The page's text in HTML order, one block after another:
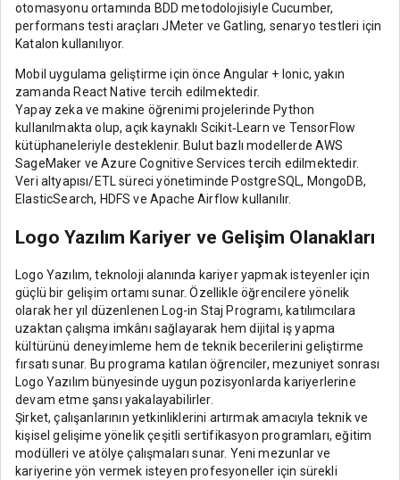
otomasyonu ortamında BDD metodolojisiyle Cucumber,
performans testi araçları JMeter ve Gatling, senaryo testleri için
Katalon kullanılıyor.
Mobil uygulama geliştirme için önce Angular + Ionic, yakın
zamanda React Native tercih edilmektedir.
Yapay zeka ve makine öğrenimi projelerinde Python
kullanılmakta olup, açık kaynaklı Scikit‑Learn ve TensorFlow
kütüphaneleriyle desteklenir. Bulut bazlı modellerde AWS
SageMaker ve Azure Cognitive Services tercih edilmektedir.
Veri altyapısı/ETL süreci yönetiminde PostgreSQL, MongoDB,
ElasticSearch, HDFS ve Apache Airflow kullanılır.
Logo Yazılım Kariyer ve Gelişim Olanakları
Logo Yazılım, teknoloji alanında kariyer yapmak isteyenler için
güçlü bir gelişim ortamı sunar. Özellikle öğrencilere yönelik
olarak her yıl düzenlenen Log-in Staj Programı, katılımcılara
uzaktan çalışma imkânı sağlayarak hem dijital iş yapma
kültürünü deneyimleme hem de teknik becerilerini geliştirme
fırsatı sunar. Bu programa katılan öğrenciler, mezuniyet sonrası
Logo Yazılım bünyesinde uygun pozisyonlarda kariyerlerine
devam etme şansı yakalayabilirler.
Şirket, çalışanlarının yetkinliklerini artırmak amacıyla teknik ve
kişisel gelişime yönelik çeşitli sertifikasyon programları, eğitim
modülleri ve atölye çalışmaları sunar. Yeni mezunlar ve
kariyerine yön vermek isteyen profesyoneller için sürekli